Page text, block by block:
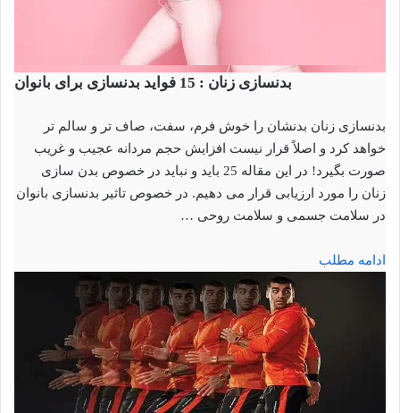
بدنسازی زنان : 15 فواید بدنسازی برای بانوان
بدنسازی زنان بدنشان را خوش فرم، سفت، صاف تر و سالم تر
خواهد کرد و اصلاً قرار نیست افزایش حجم مردانه عجیب و غریب
صورت بگیرد! در این مقاله 25 باید و نباید در خصوص بدن سازی
زنان را مورد ارزیابی قرار می دهیم. در خصوص تاثیر بدنسازی بانوان
در سلامت جسمی و سلامت روحی …
ادامه مطلب